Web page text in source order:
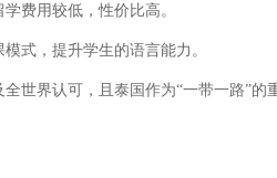
费用较低，性价比高。
式，提升学生的语言能力。
世界认可，且泰国作为“一带一路”的